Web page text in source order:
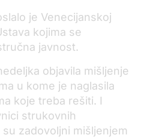
je Venecijanskoj
kojima se
javnost.
objavila mišljenje
u kome je naglasila
koje treba rešiti. I
strukovnih
zadovoljni mišljenjem